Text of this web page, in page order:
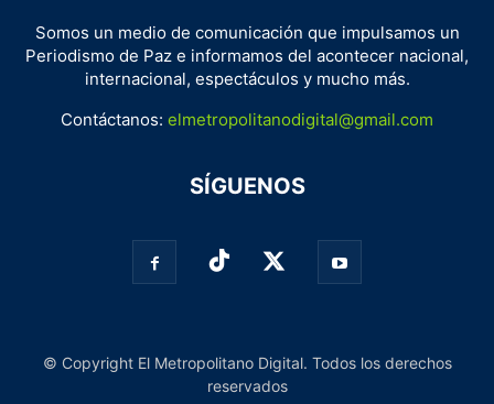
Somos un medio de comunicación que impulsamos un
Periodismo de Paz e informamos del acontecer nacional,
internacional, espectáculos y mucho más.
Contáctanos: elmetropolitanodigital@gmail.com
SÍGUENOS
© Copyright El Metropolitano Digital. Todos los derechos
reservados